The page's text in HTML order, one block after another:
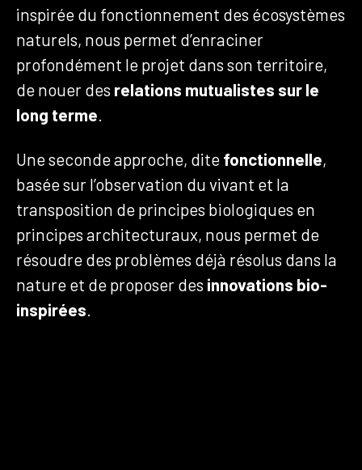
inspirée du fonctionnement des écosystèmes
naturels, nous permet d’enraciner
profondément le projet dans son territoire,
de nouer des relations mutualistes sur le
long terme
Une seconde approche, dite fonctionnelle,
basée sur l’observation du vivant et la
transposition de principes biologiques en
principes architecturaux, nous permet de
résoudre des problèmes déjà résolus dans la
nature et de proposer des innovations bio-
inspirées